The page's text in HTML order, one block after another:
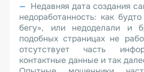
Недавняя дата создания
недоработанность: как
бегу», или недоделали и
подобных страницах не
отсутствует часть
контактные данные и так